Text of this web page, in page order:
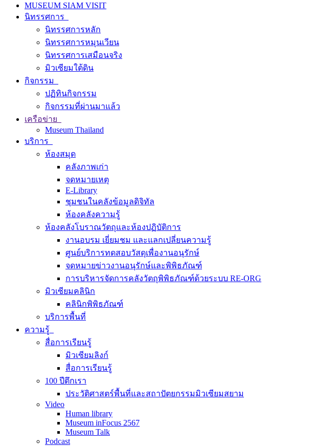
MUSEUM SIAM VISIT
นิทรรศการ
นิทรรศการหลัก
นิทรรศการหมุนเวียน
นิทรรศการเสมือนจริง
มิวเซียมใต้ดิน
กิจกรรม
ปฏิทินกิจกรรม
กิจกรรมที่ผ่านมาแล้ว
เครือข่าย
Museum Thailand
บริการ
ห้องสมุด
คลังภาพเก่า
จดหมายเหตุ
E-Library
ชุมชนในคลังข้อมูลดิจิทัล
ห้องคลังความรู้
ห้องคลังโบราณวัตถุและห้องปฏิบัติการ
งานอบรม เยี่ยมชม และแลกเปลี่ยนความรู้
ศูนย์บริการทดสอบวัสดุเพื่องานอนุรักษ์
จดหมายข่าวงานอนุรักษ์และพิพิธภัณฑ์
การบริหารจัดการคลังวัตถุพิพิธภัณฑ์ด้วยระบบ RE-ORG
มิวเซียมคลินิก
คลินิกพิพิธภัณฑ์
บริการพื้นที่
ความรู้
สื่อการเรียนรู้
มิวเซียมลิงก์
สื่อการเรียนรู้
100 ปีตึกเรา
ประวัติศาสตร์พื้นที่และสถาปัตยกรรมมิวเซียมสยาม
Video
Human library
Museum inFocus 2567
Museum Talk
Podcast